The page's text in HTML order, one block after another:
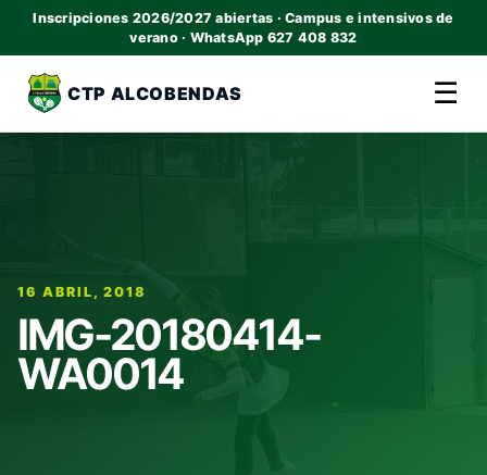
Inscripciones 2026/2027 abiertas · Campus e intensivos de
verano · WhatsApp 627 408 832
CTP ALCOBENDAS ☰
16 ABRIL, 2018
IMG-20180414-
WA0014